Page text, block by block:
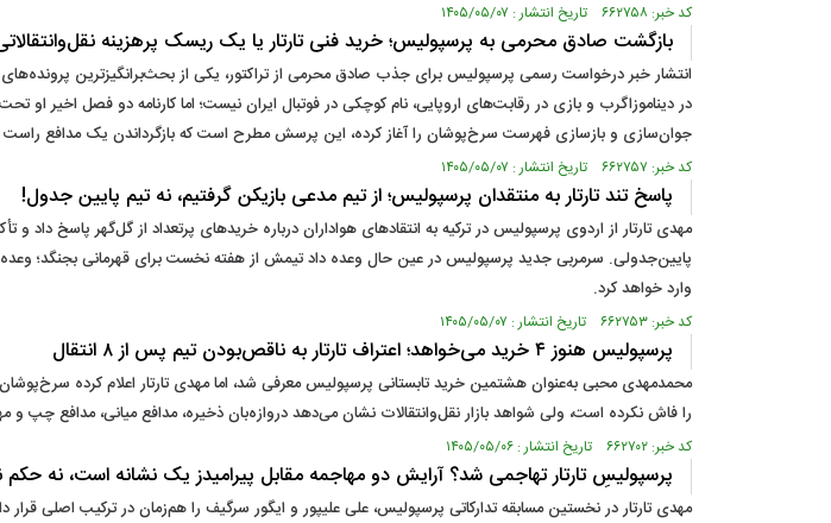
کد خبر: ۶۶۲۷۵۸ تاریخ انتشار : ۱۴۰۵/۰۵/۰۷
بازگشت صادق محرمی به پرسپولیس؛ خرید فنی تارتار یا یک ریسک پرهزینه
انتشار خبر درخواست رسمی پرسپولیس برای جذب صادق محرمی از تراکتور، یکی از بحث‌برانگیزترین
در دیناموزاگرب و بازی در رقابت‌های اروپایی، نام کوچکی در فوتبال ایران نیست؛ اما کارنامه دو فصل اخیر
جوان‌سازی و بازسازی فهرست سرخ‌پوشان را آغاز کرده، این پرسش مطرح است که بازگرداندن یک مدافع راست ۳۰ ساله، تصمیمی مبتنی بر ارزیابی پزشکی و فنی است یا خریدی متکی به خاطره، سابقه و شهرت؟
کد خبر: ۶۶۲۷۵۷ تاریخ انتشار : ۱۴۰۵/۰۵/۰۷
پاسخ تند تارتار به منتقدان پرسپولیس؛ از تیم مدعی بازیکن گرفتیم، نه تیم پایین جدول!
مهدی تارتار از اردوی پرسپولیس در ترکیه به انتقادهای هواداران درباره خریدهای پرتعداد از گل‌گهر پاسخ
پایین‌جدولی. سرمربی جدید پرسپولیس در عین حال وعده داد تیمش از هفته نخست برای قهرمانی بجنگد؛
وارد خواهد کرد.
کد خبر: ۶۶۲۷۵۳ تاریخ انتشار : ۱۴۰۵/۰۵/۰۷
پرسپولیس هنوز ۴ خرید می‌خواهد؛ اعتراف تارتار به ناقص‌بودن تیم پس از ۸ انتقال
محمدمهدی محبی به‌عنوان هشتمین خرید تابستانی پرسپولیس معرفی شد، اما مهدی تارتار اعلام کرده
را فاش نکرده است، ولی شواهد بازار نقل‌وانتقالات نشان می‌دهد دروازه‌بان ذخیره، مدافع میانی، مدافع چپ
کد خبر: ۶۶۲۷۰۲ تاریخ انتشار : ۱۴۰۵/۰۵/۰۶
پرسپولیسِ تارتار تهاجمی شد؟ آرایش دو مهاجمه مقابل پیرامیدز یک نشانه است، نه حکم
مهدی تارتار در نخستین مسابقه تدارکاتی پرسپولیس، علی علیپور و ایگور سرگیف را هم‌زمان در ترکیب اصلی